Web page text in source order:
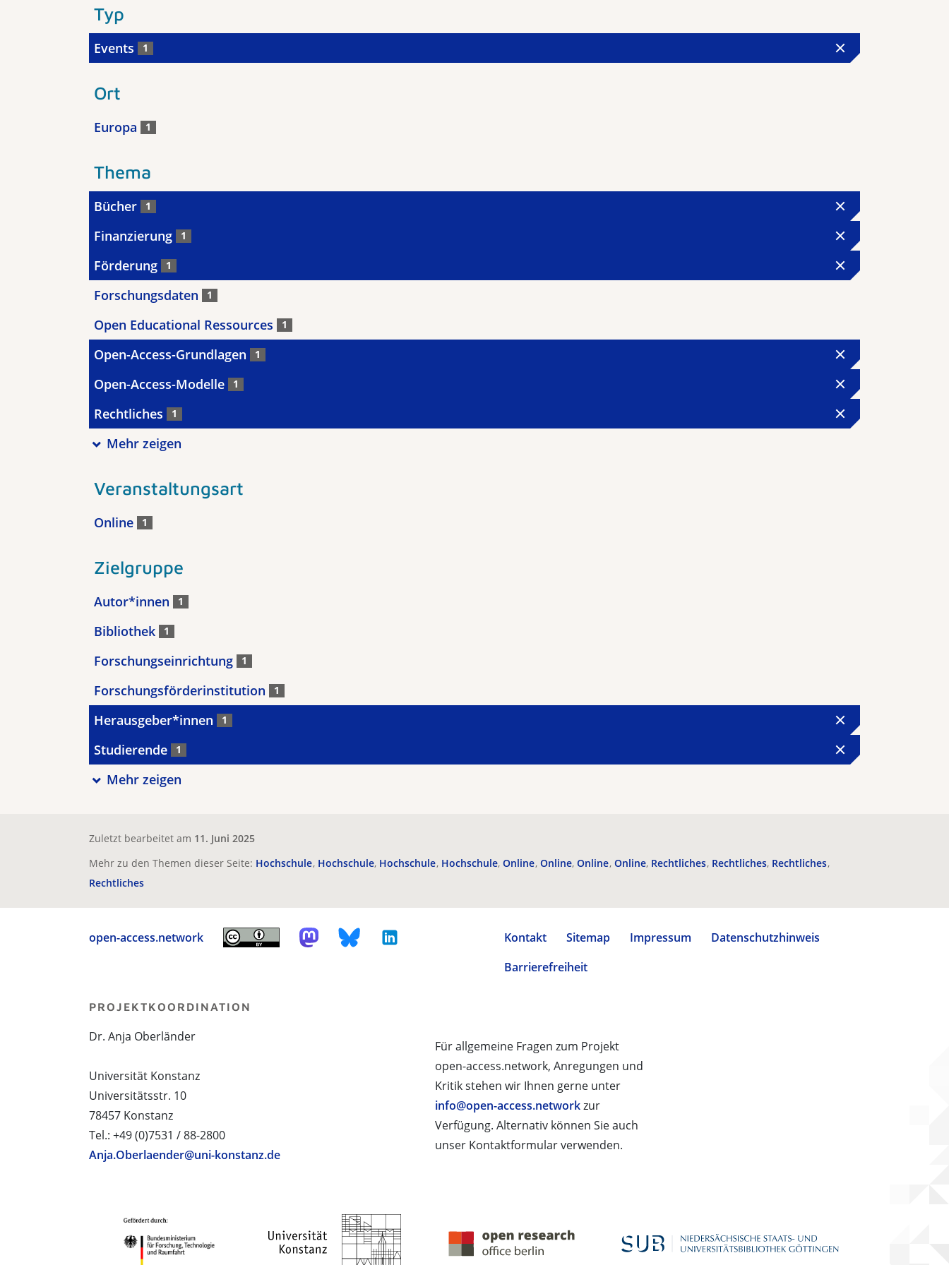
Typ
Events 1
Ort
Europa 1
Thema
Bücher 1
Finanzierung 1
Förderung 1
Forschungsdaten 1
Open Educational Ressources 1
Open-Access-Grundlagen 1
Open-Access-Modelle 1
Rechtliches 1
Mehr zeigen
Veranstaltungsart
Online 1
Zielgruppe
Autor*innen 1
Bibliothek 1
Forschungseinrichtung 1
Forschungsförderinstitution 1
Herausgeber*innen 1
Studierende 1
Mehr zeigen
Zuletzt bearbeitet am 11. Juni 2025
Mehr zu den Themen dieser Seite: Hochschule Hochschule Hochschule Hochschule Online Online Online Online Rechtliches Rechtliches Rechtliches
Rechtliches
open-access.network Kontakt Sitemap Impressum
Datenschutzhinweis
Barrierefreiheit
Für allgemeine Fragen zum Projekt
open-access.network, Anregungen und
Kritik stehen wir Ihnen gerne unter
info@open-access.networkzur
Verfügung. Alternativ können Sie auch
unser Kontaktformular verwenden.
PROJEKTKOORDINATION
Dr. Anja Oberländer
Universität Konstanz
Universitätsstr. 10
78457 Konstanz
Tel.: +49 (0)7531 / 88-2800
Anja.Oberlaender@uni-konstanz.de